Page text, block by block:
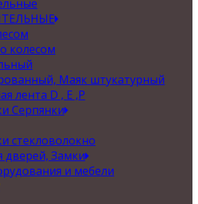
колесом
Маяк штукатурный
лента D , Е ,P
Серпянки
стекловолокно
дверей, Замки
и мебели